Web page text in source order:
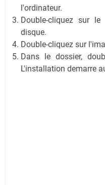
l'ordinateur.
Double-cliquez sur
disque.
Double-cliquez sur
Dans le dossier,
L'installation demarre